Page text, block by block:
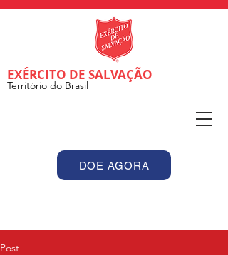
EXÉRCITO DE SALVAÇÃO
Território do Brasil
DOE AGORA
Post